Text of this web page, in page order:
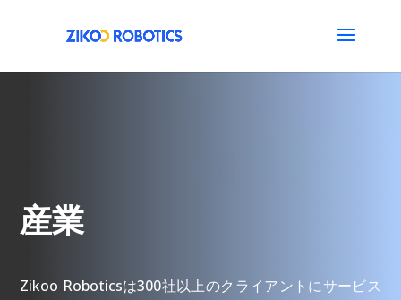
産業
Zikoo Roboticsは300社以上のクライアントにサービス